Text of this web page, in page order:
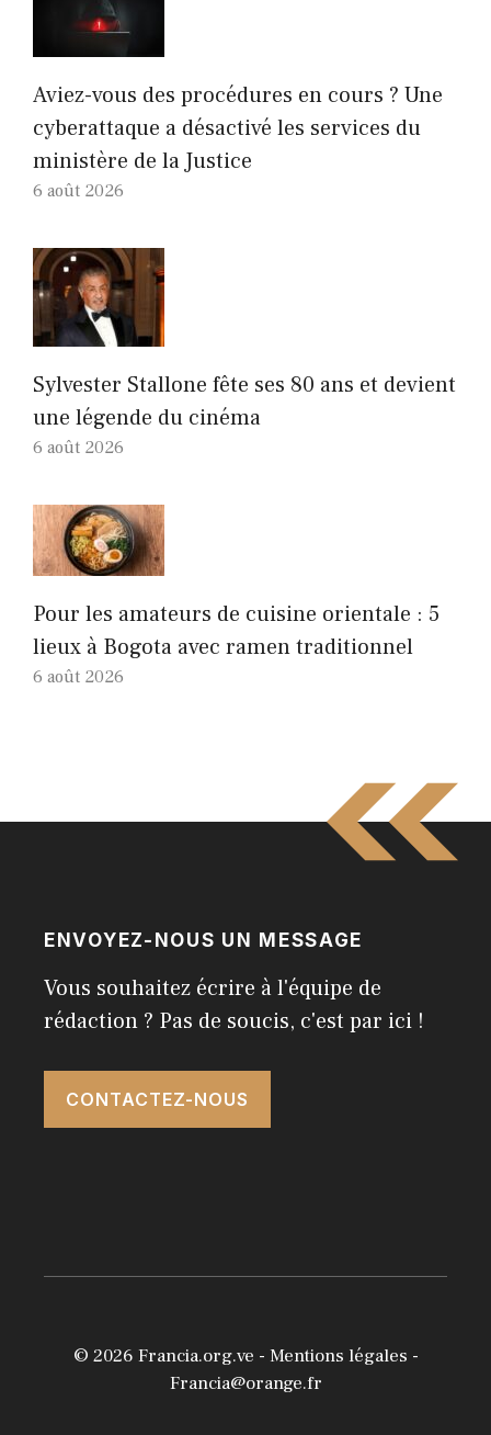
Aviez-vous des procédures en cours ? Une
cyberattaque a désactivé les services du
ministère de la Justice
6 août 2026
Sylvester Stallone fête ses 80 ans et devient
une légende du cinéma
6 août 2026
Pour les amateurs de cuisine orientale : 5
lieux à Bogota avec ramen traditionnel
6 août 2026
ENVOYEZ-NOUS UN MESSAGE
Vous souhaitez écrire à l'équipe de
rédaction ? Pas de soucis, c'est par ici !
CONTACTEZ-NOUS
© 2026 Francia.org.ve - Mentions légales -
Francia@orange.fr